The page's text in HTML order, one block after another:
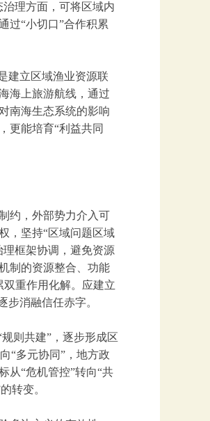
理方面，可将区域内
过“小切口”合作积累
建立区域渔业资源联
海上旅游航线，通过
南海生态系统的影响
更能培育“利益共同
约，外部势力介入可
，坚持“区域问题区域
框架协调，避免资源
制的资源整合、功能
双重作用化解。应建立
步消融信任赤字。
则共建”，逐步形成区
“多元协同”，地方政
从“危机管控”转向“共
转变。